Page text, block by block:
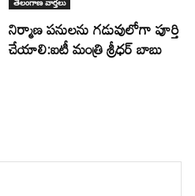
తెలంగాణ వార్తలు
నిర్మాణ పనులను గడువులోగా పూర్తి
చేయాలి:ఐటీ మంత్రి శ్రీధర్ బాబు